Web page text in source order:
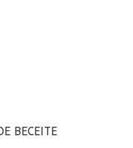
BECEITE